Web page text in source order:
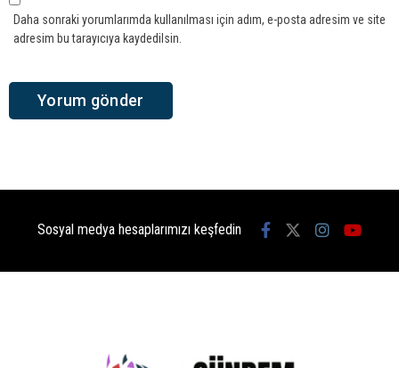
Daha sonraki yorumlarımda kullanılması için adım, e-posta adresim ve site
adresim bu tarayıcıya kaydedilsin.
Sosyal medya hesaplarımızı keşfedin